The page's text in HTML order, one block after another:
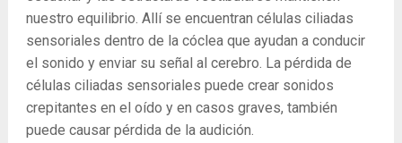
nuestro equilibrio. Allí se encuentran células ciliadas
sensoriales dentro de la cóclea que ayudan a conducir
el sonido y enviar su señal al cerebro. La pérdida de
células ciliadas sensoriales puede crear sonidos
crepitantes en el oído y en casos graves, también
puede causar pérdida de la audición.